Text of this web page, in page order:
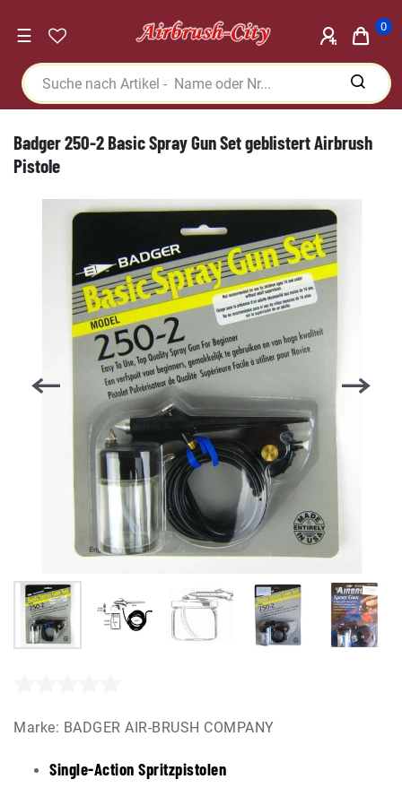
☰ 0
Badger 250-2 Basic Spray Gun Set geblistert Airbrush
Pistole
Marke: BADGER AIR-BRUSH COMPANY
Single-Action Spritzpistolen